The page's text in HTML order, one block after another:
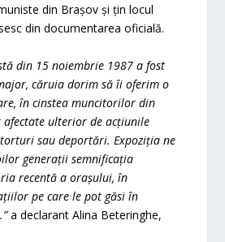
din Brașov și țin locul
din documentarea oficială.
din 15 noiembrie 1987 a fost
căruia dorim să îi oferim o
în cinstea muncitorilor din
ulterior de acțiunile
sau deportări. Expoziția ne
generații semnificația
recentă a orașului, în
pe care le pot găsi în
a declarant Alina Beteringhe,